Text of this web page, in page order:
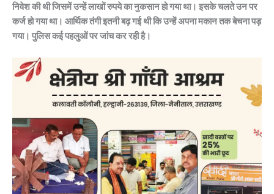
निवेश की थी जिसमें उन्हें लाखों रुपये का नुकसान हो गया था। इसके चलते उन पर
कर्ज हो गया था। आर्थिक तंगी इतनी बढ़ गई थी कि उन्हें अपना मकान तक बेचना पड़
गया। पुलिस कई पहलुओं पर जांच कर रही है।